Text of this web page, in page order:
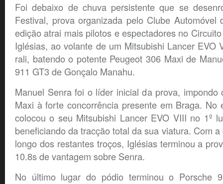
Foi debaixo de chuva persistente que se
Festival, prova organizada pelo Clube
edição atrai mais pilotos e espectadores no
Iglésias, ao volante de um Mitsubishi Lancer EVO
rali, batendo o potente Peugeot 306 Maxi de
911 GT3 de Gonçalo Manahu.
Manuel Senra foi o líder inicial da prova, impondo
Maxi à forte concorrência presente em Braga. No
colocou o seu Mitsubishi Lancer EVO VIII no 1º
beneficiando da tracção total da sua viatura. Com
longo dos restantes troços, Iglésias terminou a
10.8s de vantagem sobre Senra.
No último lugar do pódio terminou o Porsche